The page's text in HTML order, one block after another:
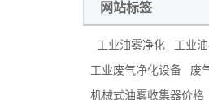
网站标签
工业油雾净化 工业
工业废气净化设备
废
机械式油雾收集器价格